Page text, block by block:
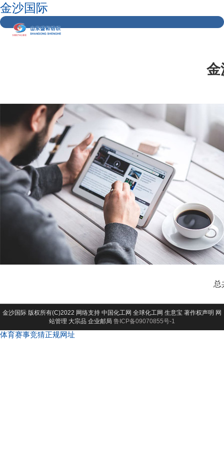
金沙国际
金
总
金沙国际 版权所有(C)2022 网络支持 中国化工网 全球化工网 生意宝 著作权声明 网
站管理 大宗品 企业邮局 鲁ICP备09070855号-1
体育赛事竞猜正规网址